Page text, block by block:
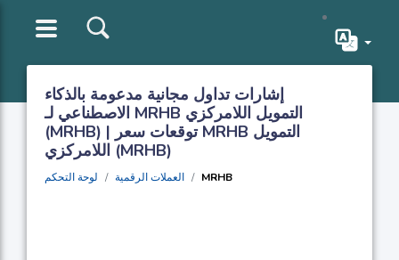
إشارات تداول مجانية مدعومة بالذكاء
الاصطناعي لـ MRHB التمويل اللامركزي
(MRHB) | توقعات سعر MRHB التمويل
اللامركزي (MRHB)
لوحة التحكم العملات الرقمية MRHB